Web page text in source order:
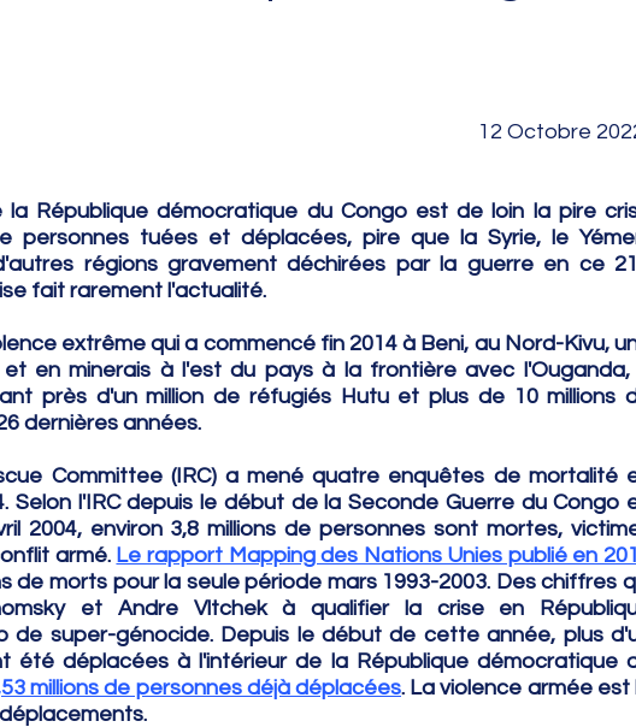
12 Octobre
République démocratique du Congo est de loin la pire
personnes tuées et déplacées, pire que la Syrie, le
régions gravement déchirées par la guerre en ce
fait rarement l'actualité.
extrême qui a commencé fin 2014 à Beni, au Nord-Kivu,
en minerais à l'est du pays à la frontière avec l'Ouganda,
près d'un million de réfugiés Hutu et plus de 10 millions
dernières années.
Committee (IRC) a mené quatre enquêtes de mortalité
Selon l'IRC depuis le début de la Seconde Guerre du Congo
2004, environ 3,8 millions de personnes sont mortes,
armé. Le rapport Mapping des Nations Unies publié en
de morts pour la seule période mars 1993-2003. Des chiffres
et Andre Vltchek à qualifier la crise en
de super-génocide. Depuis le début de cette année, plus
été déplacées à l'intérieur de la République démocratique
millions de personnes déjà déplacées. La violence armée est